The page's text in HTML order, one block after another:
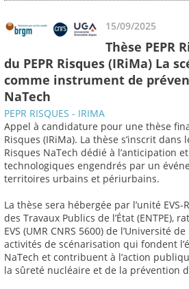
15/09/2025
Thèse PEPR
du PEPR Risques (IRiMa) La
comme instrument de
NaTech
PEPR RISQUES - IRIMA
Appel à candidature pour une thèse
Risques (IRiMa). La thèse s’inscrit
Risques NaTech dédié à l’anticipation
technologiques engendrés par un
territoires urbains et périurbains.
La thèse sera hébergée par l’unité EVS-
des Travaux Publics de l’État (ENTPE),
EVS (UMR CNRS 5600) de l’Université
activités de scénarisation qui fondent
NaTech et contribuent à l’action
la sûreté nucléaire et de la prévention